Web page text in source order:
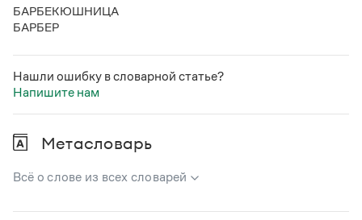
Словари
Учебники и справочники
Все книги
БАРБЕКЮШНИЦА
БАРБЕР
Нашли ошибку в словарной статье?
Напишите нам
Метасловарь
Всё о слове из всех словарей
В метасловаре Грамоты в удобном виде собрана вся